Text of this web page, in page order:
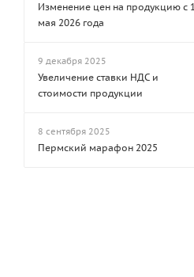
Изменение цен на продукцию с
мая 2026 года
9 декабря 2025
Увеличение ставки НДС и
стоимости продукции
8 сентября 2025
Пермский марафон 2025